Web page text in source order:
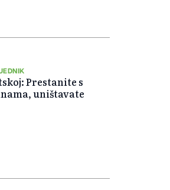
Prestanite s
uništavate